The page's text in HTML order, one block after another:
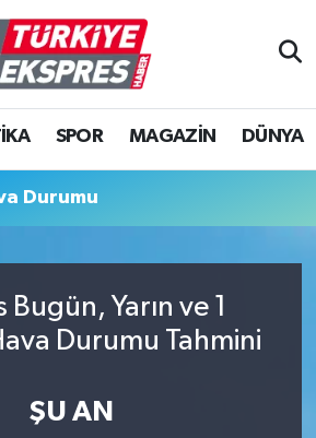
SPOR MAGAZİN DÜNYA
Durumu
Bugün, Yarın ve 1
Durumu Tahmini
ŞU AN
Eczaneler
Durumu
Vakitleri
Durumu ve Fikstür